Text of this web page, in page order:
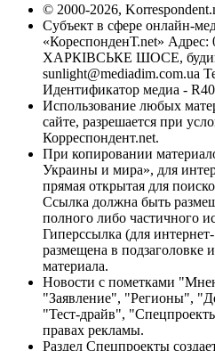
© 2000-2026,
Субъект в сфере онлайн-
«КореспонденТ.net» Адрес:
ХАРКІВСЬКЕ ШОСЕ,
sunlight@mediadim.com.ua
Идентификатор медиа -
Использование любых
сайте, разрешается при
Корреспондент.net.
При копировании
Украины и мира», для
прямая открытая для
Ссылка должна быть
полного либо частичного
Гиперссылка (для
размещена в подзаголовке
материала.
Новости с пометками
"Заявление", "Регионы",
"Тест-драйв",
правах рекламы.
Раздел Спецпроекты